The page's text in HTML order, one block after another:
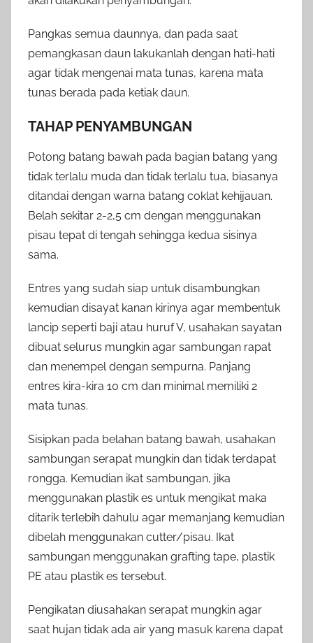
Pangkas semua daunnya, dan pada saat
pemangkasan daun lakukanlah dengan hati-hati
agar tidak mengenai mata tunas, karena mata
tunas berada pada ketiak daun.
TAHAP PENYAMBUNGAN
Potong batang bawah pada bagian batang yang
tidak terlalu muda dan tidak terlalu tua, biasanya
ditandai dengan warna batang coklat kehijauan.
Belah sekitar 2-2,5 cm dengan menggunakan
pisau tepat di tengah sehingga kedua sisinya
sama.
Entres yang sudah siap untuk disambungkan
kemudian disayat kanan kirinya agar membentuk
lancip seperti baji atau huruf V, usahakan sayatan
dibuat selurus mungkin agar sambungan rapat
dan menempel dengan sempurna. Panjang
entres kira-kira 10 cm dan minimal memiliki 2
mata tunas.
Sisipkan pada belahan batang bawah, usahakan
sambungan serapat mungkin dan tidak terdapat
rongga. Kemudian ikat sambungan, jika
menggunakan plastik es untuk mengikat maka
ditarik terlebih dahulu agar memanjang kemudian
dibelah menggunakan cutter/pisau. Ikat
sambungan menggunakan grafting tape, plastik
PE atau plastik es tersebut.
Pengikatan diusahakan serapat mungkin agar
saat hujan tidak ada air yang masuk karena dapat